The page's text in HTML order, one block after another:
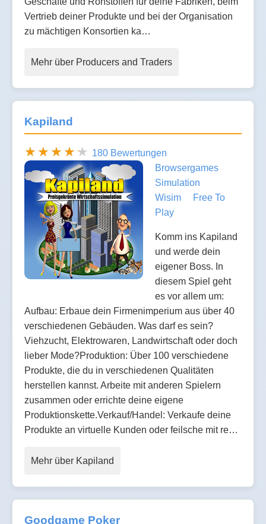
Vertrieb deiner Produkte und bei der Organisation
zu mächtigen Konsortien ka…
Mehr über Producers and Traders
Kapiland
180 Bewertungen
Browsergames
Simulation
Wisim
Free To
Play
Komm ins Kapiland
und werde dein
eigener Boss. In
diesem Spiel geht
es vor allem um:
Aufbau: Erbaue dein Firmenimperium aus über 40
verschiedenen Gebäuden. Was darf es sein?
Viehzucht, Elektrowaren, Landwirtschaft oder doch
lieber Mode?Produktion: Über 100 verschiedene
Produkte, die du in verschiedenen Qualitäten
herstellen kannst. Arbeite mit anderen Spielern
zusammen oder errichte deine eigene
Produktionskette.Verkauf/Handel: Verkaufe deine
Produkte an virtuelle Kunden oder feilsche mit re…
Mehr über Kapiland
Goodgame Poker